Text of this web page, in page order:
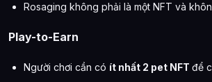
Rosaging không phải là một NFT và
Play-to-Earn
Người chơi cần có ít nhất 2 pet NFT để